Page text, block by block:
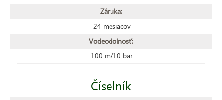
Záruka:
24 mesiacov
Vodeodolnosť:
100 m/10 bar
Číselník